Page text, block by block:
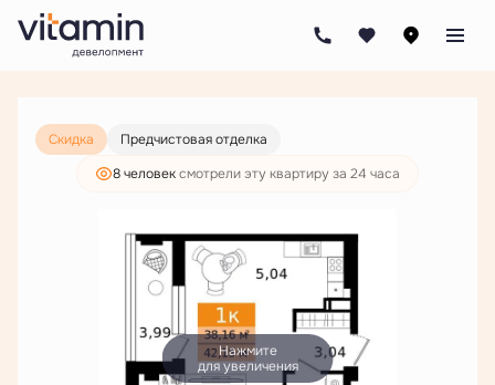
1-комнатная
4 219 000 руб.
от 20 211 руб./мес.
Скидка
Предчистовая отделка
8 человексмотрели эту квартиру за 24 часа
Нажмите
для увеличения